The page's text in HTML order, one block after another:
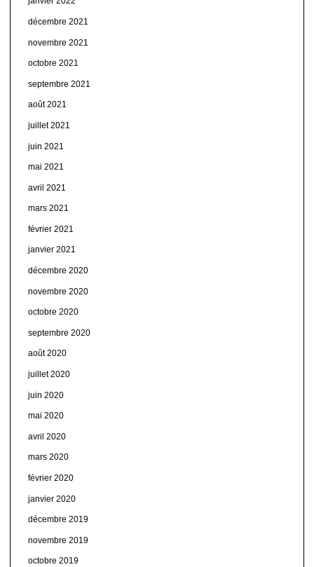
décembre 2021
novembre 2021
octobre 2021
septembre 2021
août 2021
juillet 2021
juin 2021
mai 2021
avril 2021
mars 2021
février 2021
janvier 2021
décembre 2020
novembre 2020
octobre 2020
septembre 2020
août 2020
juillet 2020
juin 2020
mai 2020
avril 2020
mars 2020
février 2020
janvier 2020
décembre 2019
novembre 2019
octobre 2019